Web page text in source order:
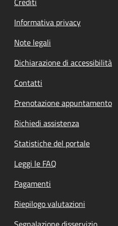
Informativa privacy
Note legali
Dichiarazione di accessibilità
Contatti
Prenotazione appuntamento
Richiedi assistenza
Statistiche del portale
Leggi le FAQ
Pagamenti
Riepilogo valutazioni